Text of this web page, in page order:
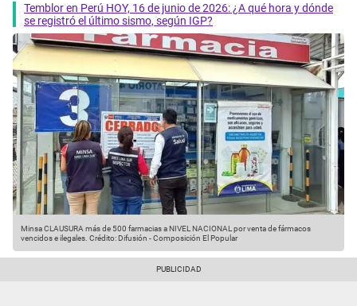
Temblor en Perú HOY, 16 de junio de 2026: ¿A qué hora y dónde
se registró el último sismo, según IGP?
Minsa CLAUSURA más de 500 farmacias a NIVEL NACIONAL por venta de fármacos
vencidos e ilegales. Crédito: Difusión - Composición El Popular